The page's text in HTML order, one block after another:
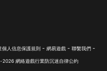
人信息保護規則 - 網易遊戲 - 聯繫我們 -
2026 網絡遊戲行業防沉迷自律公約